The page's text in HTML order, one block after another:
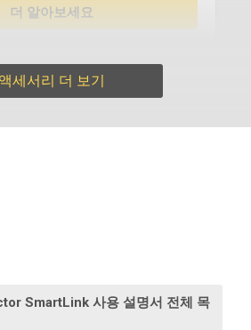
더 알아보세요
액세서리 더 보기
SmartLink 사용 설명서 전체 목